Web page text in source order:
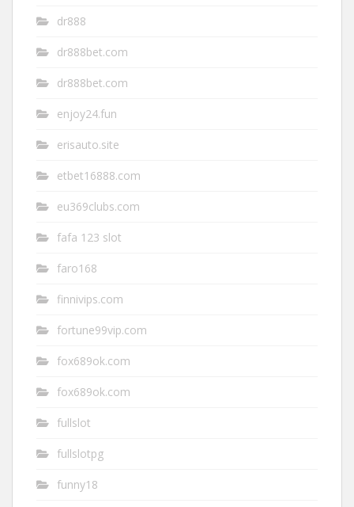
dr888
dr888bet.com
dr888bet.com
enjoy24.fun
erisauto.site
etbet16888.com
eu369clubs.com
fafa 123 slot
faro168
finnivips.com
fortune99vip.com
fox689ok.com
fox689ok.com
fullslot
fullslotpg
funny18